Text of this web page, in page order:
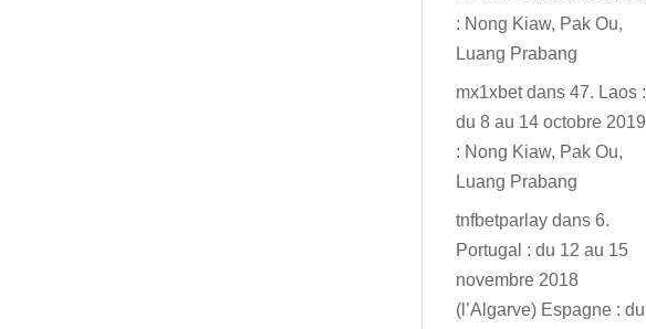
: Nong Kiaw, Pak Ou,
Luang Prabang
mx1xbetdans47. Laos :
du 8 au 14 octobre 2019
: Nong Kiaw, Pak Ou,
Luang Prabang
tnfbetparlay dans6.
Portugal : du 12 au 15
novembre 2018
(l’Algarve) Espagne : du